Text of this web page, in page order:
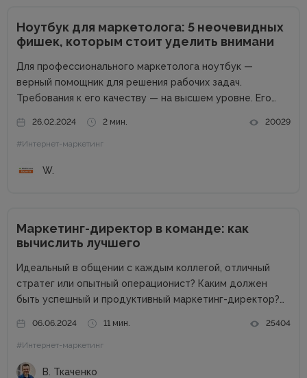
Ноутбук для маркетолога: 5 неочевидных
фишек, которым стоит уделить внимани
Для профессионального маркетолога ноутбук —
верный помощник для решения рабочих задач.
Требования к его качеству — на высшем уровне. Его
успехам. Добротный комплект «железа» — даже не
обсуждается. Без продвинутого процессора, топовой
26.02.2024 2 мин. 20029
#Интернет-маркетинг
W.
Маркетинг-директор в команде: как
вычислить лучшего
Идеальный в общении с каждым коллегой, отличный
стратег или опытный операционист? Каким должен
быть успешный и продуктивный маркетинг-директор?
Directors Day рассказал Виталий Ткаченко. Виталий –
соучредитель Tkachenko & Myroniuk Marketing Agency,
имеет огромный опыт...
06.06.2024 11 мин. 25404
#Интернет-маркетинг
В. Ткаченко